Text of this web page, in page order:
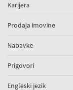
Karijera
Prodaja imovine
Nabavke
Prigovori
Engleski jezik